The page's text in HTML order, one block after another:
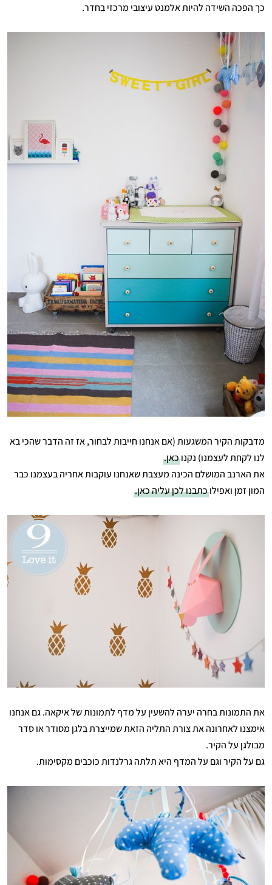
כך הפכה השידה להיות אלמנט עיצובי מרכזי בחדר.
מדבקות הקיר המשגעות (אם אנחנו חייבות לבחור, אז זה הדבר שהכי בא
לנו לקחת לעצמנו) נקנוכאן.
את הארנב המושלם הכינה מעצבת שאנחנו עוקבות אחריה בעצמנו כבר
המון זמן ואפילוכתבנו לכן עליה כאן.
את התמונות בחרה יערה להשעין על מדף לתמונות של איקאה. גם אנחנו
אימצנו לאחרונה את צורת התליה הזאת שמייצרת בלגן מסודר או סדר
מבולגן על הקיר.
גם על הקיר וגם על המדף היא תלתה גרלנדות כוכבים מקסימות.